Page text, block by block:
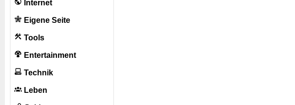
Internet
Eigene Seite
Tools
Entertainment
Technik
Leben